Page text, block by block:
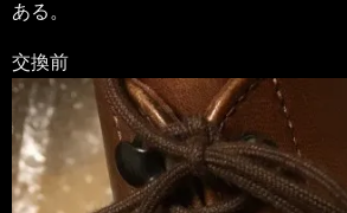
ある。
交換前